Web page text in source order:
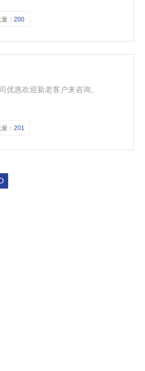
量：200
优惠欢迎新老客户来咨询。
量：201